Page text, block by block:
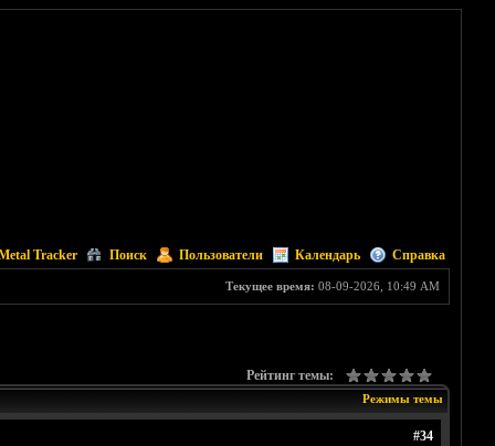
Tracker Поиск Пользователи Календарь Справка
Текущее время: 08-09-2026, 10:49 AM
Рейтинг темы:
Режимы темы
#34